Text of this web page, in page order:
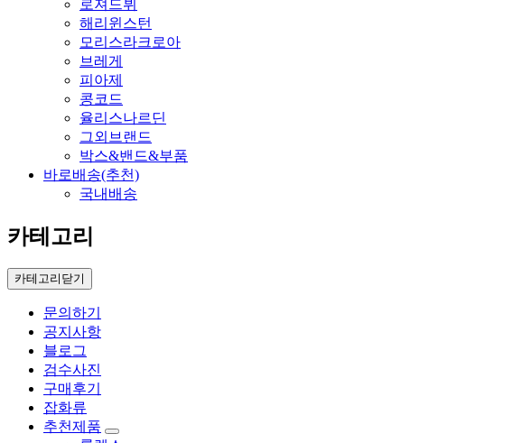
로져드뷔
해리윈스턴
모리스라크로아
브레게
피아제
콩코드
율리스나르딘
그외브랜드
박스&밴드&부품
바로배송(추천)
국내배송
카테고리
카테고리닫기
문의하기
공지사항
블로그
검수사진
구매후기
잡화류
추천제품